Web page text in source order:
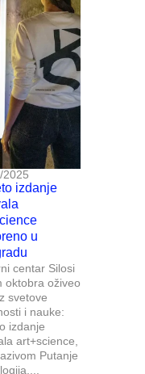
2025
izdanje
u
centar Silosi
oktobra oživeo
svetove
i nauke:
izdanje
art+science,
Putanje